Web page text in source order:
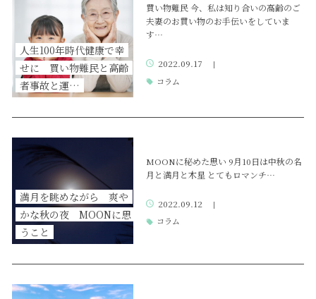
人生100年時代健康で幸
せに 買い物難民と高齢
者事故と運…
買い物難民 今、私は知り合いの高齢のご
夫妻のお買い物のお手伝いをしていま
す…
2022.09.17 |
コラム
満月を眺めながら 爽や
かな秋の夜 MOONに思
うこと
MOONに秘めた思い 9月10日は中秋の名
月と満月と木星 とてもロマンチ…
2022.09.12 |
コラム